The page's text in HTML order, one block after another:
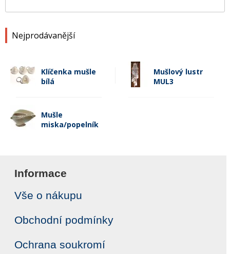
Nejprodávanější
Klíčenka mušle
bílá
Mušlový lustr
MUL3
Mušle
miska/popelník
Informace
Vše o nákupu
Obchodní podmínky
Ochrana soukromí